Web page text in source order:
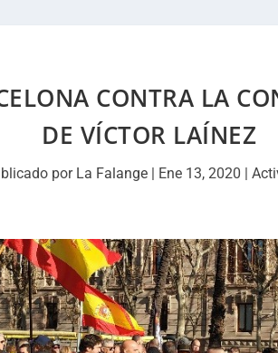
CONTRA LA
DE VÍCTOR LAÍNEZ
por La Falange| Ene 13, 2020 |